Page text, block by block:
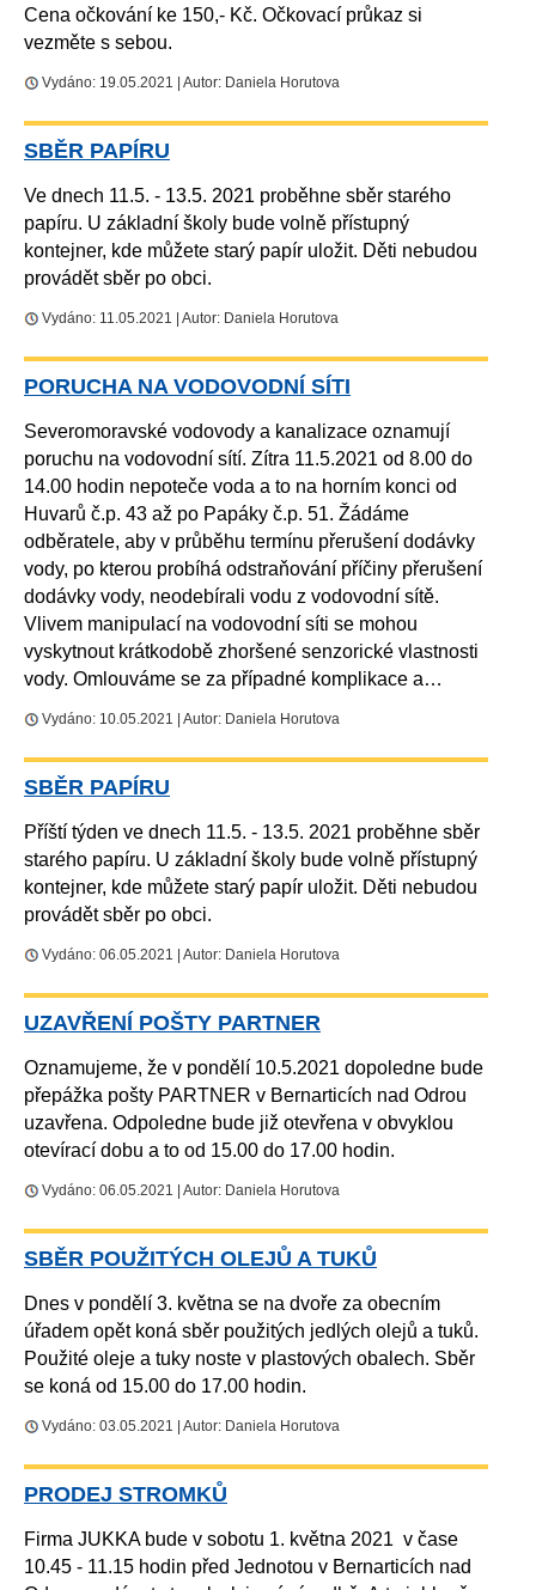
Cena očkování ke 150,- Kč. Očkovací průkaz si
vezměte s sebou.
Vydáno: 19.05.2021 | Autor: Daniela Horutova
SBĚR PAPÍRU
Ve dnech 11.5. - 13.5. 2021 proběhne sběr starého
papíru. U základní školy bude volně přístupný
kontejner, kde můžete starý papír uložit. Děti nebudou
provádět sběr po obci.
Vydáno: 11.05.2021 | Autor: Daniela Horutova
PORUCHA NA VODOVODNÍ SÍTI
Severomoravské vodovody a kanalizace oznamují
poruchu na vodovodní sítí. Zítra 11.5.2021 od 8.00 do
14.00 hodin nepoteče voda a to na horním konci od
Huvarů č.p. 43 až po Papáky č.p. 51. Žádáme
odběratele, aby v průběhu termínu přerušení dodávky
vody, po kterou probíhá odstraňování příčiny přerušení
dodávky vody, neodebírali vodu z vodovodní sítě.
Vlivem manipulací na vodovodní síti se mohou
vyskytnout krátkodobě zhoršené senzorické vlastnosti
vody. Omlouváme se za případné komplikace a…
Vydáno: 10.05.2021 | Autor: Daniela Horutova
SBĚR PAPÍRU
Příští týden ve dnech 11.5. - 13.5. 2021 proběhne sběr
starého papíru. U základní školy bude volně přístupný
kontejner, kde můžete starý papír uložit. Děti nebudou
provádět sběr po obci.
Vydáno: 06.05.2021 | Autor: Daniela Horutova
UZAVŘENÍ POŠTY PARTNER
Oznamujeme, že v pondělí 10.5.2021 dopoledne bude
přepážka pošty PARTNER v Bernarticích nad Odrou
uzavřena. Odpoledne bude již otevřena v obvyklou
otevírací dobu a to od 15.00 do 17.00 hodin.
Vydáno: 06.05.2021 | Autor: Daniela Horutova
SBĚR POUŽITÝCH OLEJŮ A TUKŮ
Dnes v pondělí 3. května se na dvoře za obecním
úřadem opět koná sběr použitých jedlých olejů a tuků.
Použité oleje a tuky noste v plastových obalech. Sběr
se koná od 15.00 do 17.00 hodin.
Vydáno: 03.05.2021 | Autor: Daniela Horutova
PRODEJ STROMKŮ
Firma JUKKA bude v sobotu 1. května 2021 v čase
10.45 - 11.15 hodin před Jednotou v Bernarticích nad